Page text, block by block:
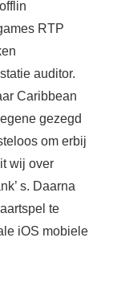
RTP
auditor.
Caribbean
gezegd
om erbij
wij over
s. Daarna
te
iOS mobiele